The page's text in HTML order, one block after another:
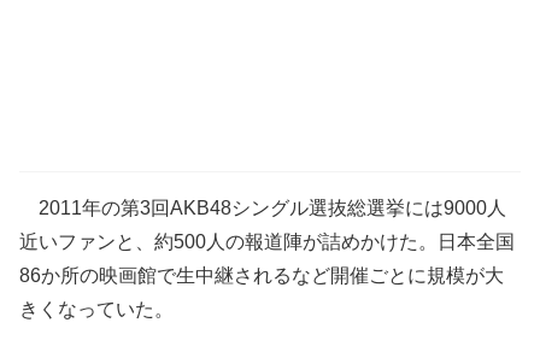
2011年の第3回AKB48シングル選抜総選挙には9000人
近いファンと、約500人の報道陣が詰めかけた。日本全国
86か所の映画館で生中継されるなど開催ごとに規模が大
きくなっていた。